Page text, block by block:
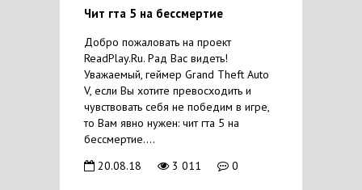
Чит гта 5 на бессмертие
Добро пожаловать на проект
ReadPlay.Ru. Рад Вас видеть!
Уважаемый, геймер Grand Theft Auto
V, если Вы хотите превосходить и
чувствовать себя не победим в игре,
то Вам явно нужен: чит гта 5 на
бессмертие....
20.08.18
3 011 0